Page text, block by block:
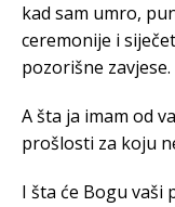
kad sam umro,
ceremonije i
pozorišne zavjese.
A šta ja imam od
prošlosti za koju
I šta će Bogu vaši